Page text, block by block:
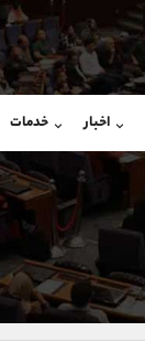
اخبار خدمات
داخلی